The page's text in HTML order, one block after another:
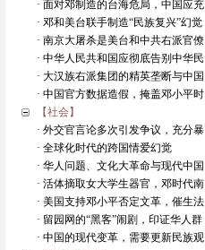
· 面对邓制造的台海危局，中国应充
· 邓和美台联手制造“民族复兴”幻觉
· 南京大屠杀是美台和中共右派官僚
· 中华人民共和国应彻底告别中华民
· 大汉族右派集团的精英垄断与中国
· 中国官方数据造假，掩盖邓小平时
【社会】
· 外交官言论多次引发争议，充分暴
· 全球化时代的跨国情爱幻觉
· 华人问题、文化大革命与现代中国
· 活体摘取女大学生器官，邓时代南
· 美国支持邓小平否定文革，催生法
· 留园网的“黑客”闹剧，印证华人群
· 中国的现代变革，需要更新民族观